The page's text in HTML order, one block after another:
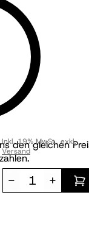
den gleichen
Inkl. 19% MwSt.,exkl.
Versand
- +